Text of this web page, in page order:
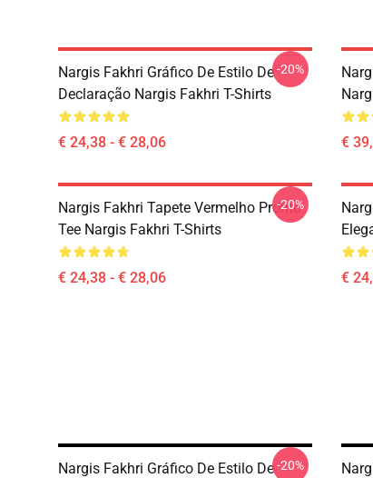
Nargis Fakhri Gráfico De Estilo De
Declaração Nargis Fakhri T-Shirts
€ 24,38 - € 28,06
-20%
€
Nargis Fakhri Tapete Vermelho Pronto
Tee Nargis Fakhri T-Shirts
€ 24,38 - € 28,06
-20%
€
Nargis Fakhri Gráfico De Estilo De-20%